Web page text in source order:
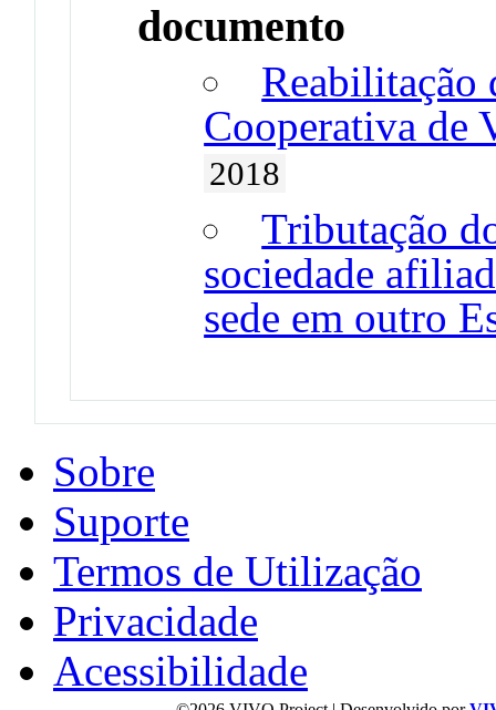
documento
Reabilitação
Cooperativa de
2018
Tributação
sociedade
sede em outro
Sobre
Suporte
Termos de Utilização
Privacidade
Acessibilidade